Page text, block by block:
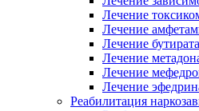
Лечение
Лечение
Лечение бутирата
Лечение
Лечение
Лечение
Реабилитация